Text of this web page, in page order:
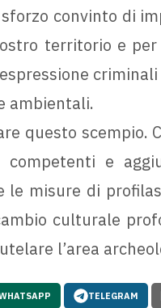
convinto di
territorio e
ambientali.
questo scempio.
e
le misure di
culturale
l’area
TELEGRAM